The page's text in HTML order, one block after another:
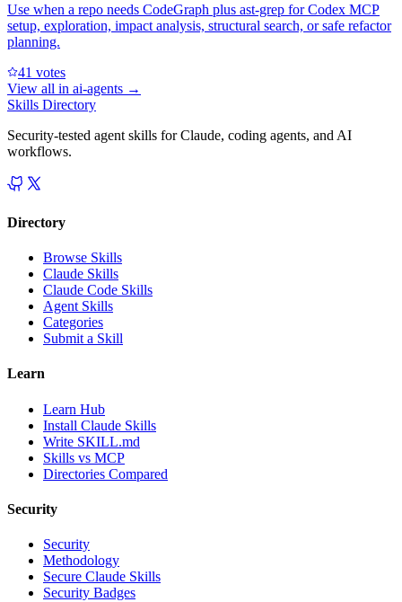
Use when a repo needs CodeGraph plus ast-grep for Codex MCP
setup, exploration, impact analysis, structural search, or safe refactor
planning.
41 votes
View all in ai-agents →
Skills Directory
Security-tested agent skills for Claude, coding agents, and AI
workflows.
Directory
Browse Skills
Claude Skills
Claude Code Skills
Agent Skills
Categories
Submit a Skill
Learn
Learn Hub
Install Claude Skills
Write SKILL.md
Skills vs MCP
Directories Compared
Security
Security
Methodology
Secure Claude Skills
Security Badges